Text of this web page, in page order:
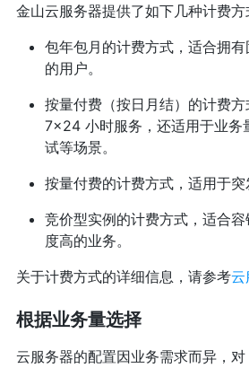
金山云服务器提供了如下几种计费方
包年包月的计费方式，适合拥
的用户。
按量付费（按日月结）的计费
7×24 小时服务，还适用于业务
试等场景。
按量付费的计费方式，适用于突
竞价型实例的计费方式，适合
度高的业务。
关于计费方式的详细信息，请参考云
根据业务量选择
云服务器的配置因业务需求而异，